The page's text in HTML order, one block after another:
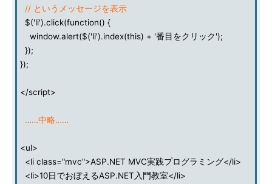
// というメッセージを表示
$('li').click(function() {
window.alert($('li').index(this) + '番目をクリック');
});
});
</script>
……中略……
<ul>
<li class="mvc">ASP.NET MVC実践プログラミング</li>
<li>10日でおぼえるASP.NET入門教室</li>